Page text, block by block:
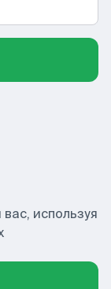
используя